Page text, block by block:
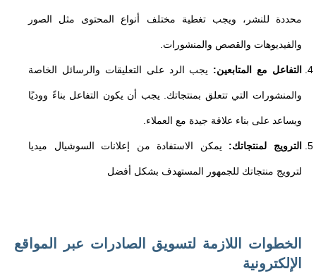
محددة للنشر، ويجب تغطية مختلف أنواع المحتوى مثل الصور
والفيديوهات والقصص والمنشورات.
التفاعل مع المتابعين: يجب الرد على التعليقات والرسائل الخاصة
والمنشورات التي تتعلق بمنتجاتك. يجب أن يكون التفاعل بناءً ووديًا
ويساعد على بناء علاقة جيدة مع العملاء.
الترويج لمنتجاتك: يمكن الاستفادة من إعلانات السوشيال ميديا
لترويج منتجاتك للجمهور المستهدف بشكل أفضل
الخطوات اللازمة لتسويق الصادرات عبر المواقع
الإلكترونية